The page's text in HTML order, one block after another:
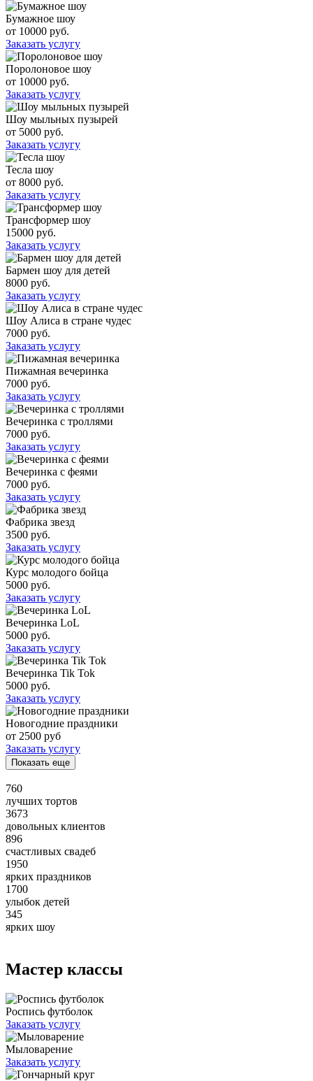
Бумажное шоу
от 10000 руб.
Заказать услугу
Поролоновое шоу
от 10000 руб.
Заказать услугу
Шоу мыльных пузырей
от 5000 руб.
Заказать услугу
Тесла шоу
от 8000 руб.
Заказать услугу
Трансформер шоу
15000 руб.
Заказать услугу
Бармен шоу для детей
8000 руб.
Заказать услугу
Шоу Алиса в стране чудес
7000 руб.
Заказать услугу
Пижамная вечеринка
7000 руб.
Заказать услугу
Вечеринка с троллями
7000 руб.
Заказать услугу
Вечеринка с феями
7000 руб.
Заказать услугу
Фабрика звезд
3500 руб.
Заказать услугу
Курс молодого бойца
5000 руб.
Заказать услугу
Вечеринка LoL
5000 руб.
Заказать услугу
Вечеринка Tik Tok
5000 руб.
Заказать услугу
Новогодние праздники
от 2500 руб
Заказать услугу
Показать еще
760
лучших тортов
3673
довольных клиентов
896
счастливых свадеб
1950
ярких праздников
1700
улыбок детей
345
ярких шоу
Мастер классы
Роспись футболок
Заказать услугу
Мыловарение
Заказать услугу